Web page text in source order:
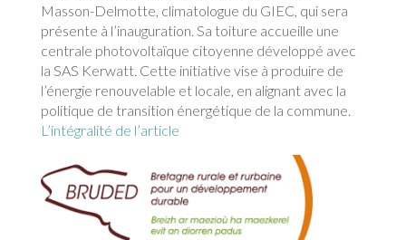
Masson-Delmotte, climatologue du GIEC, qui sera
présente à l’inauguration. Sa toiture accueille une
centrale photovoltaïque citoyenne développé avec
la SAS Kerwatt. Cette initiative vise à produire de
l’énergie renouvelable et locale, en alignant avec la
politique de transition énergétique de la commune.
L’intégralité de l’article